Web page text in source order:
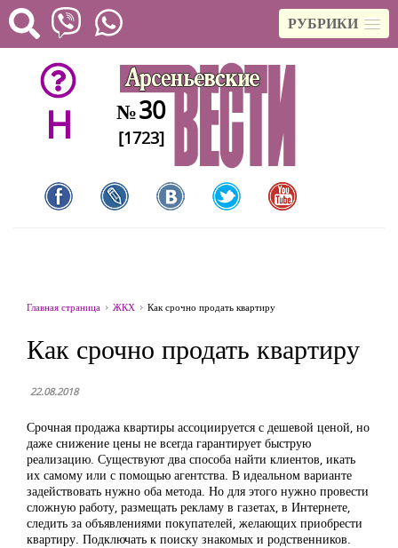
РУБРИКИ
H №30
[1723]
Главная страница ЖКХ Как срочно продать квартиру
Как срочно продать квартиру
22.08.2018
Срочная продажа квартиры ассоциируется с дешевой ценой, но
даже снижение цены не всегда гарантирует быструю
реализацию. Существуют два способа найти клиентов, икать
их самому или с помощью агентства. В идеальном варианте
задействовать нужно оба метода. Но для этого нужно провести
сложную работу, размещать рекламу в газетах, в Интернете,
следить за объявлениями покупателей, желающих приобрести
квартиру. Подключать к поиску знакомых и родственников.